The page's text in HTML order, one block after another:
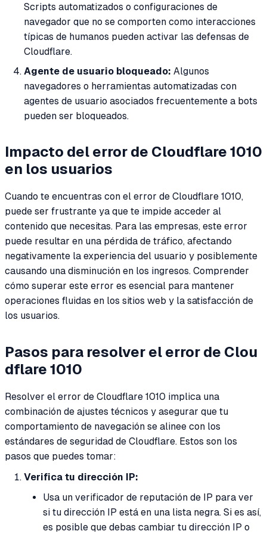
Scripts automatizados o configuraciones de
navegador que no se comporten como interacciones
típicas de humanos pueden activar las defensas de
Cloudflare.
Agente de usuario bloqueado: Algunos
navegadores o herramientas automatizadas con
agentes de usuario asociados frecuentemente a bots
pueden ser bloqueados.
Impacto del error de Cloudflare 1010
en los usuarios
Cuando te encuentras con el error de Cloudflare 1010,
puede ser frustrante ya que te impide acceder al
contenido que necesitas. Para las empresas, este error
puede resultar en una pérdida de tráfico, afectando
negativamente la experiencia del usuario y posiblemente
causando una disminución en los ingresos. Comprender
cómo superar este error es esencial para mantener
operaciones fluidas en los sitios web y la satisfacción de
los usuarios.
Pasos para resolver el error de Clou
dflare 1010
Resolver el error de Cloudflare 1010 implica una
combinación de ajustes técnicos y asegurar que tu
comportamiento de navegación se alinee con los
estándares de seguridad de Cloudflare. Estos son los
pasos que puedes tomar:
Verifica tu dirección IP:
Usa un verificador de reputación de IP para ver
si tu dirección IP está en una lista negra. Si es así,
es posible que debas cambiar tu dirección IP o